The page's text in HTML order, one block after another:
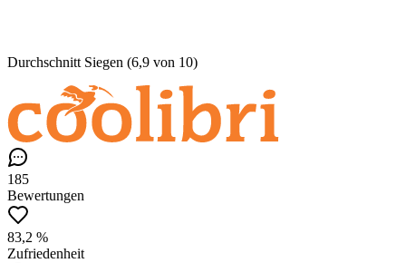
Durchschnitt Siegen (6,9 von 10)
185
Bewertungen
83,2 %
Zufriedenheit